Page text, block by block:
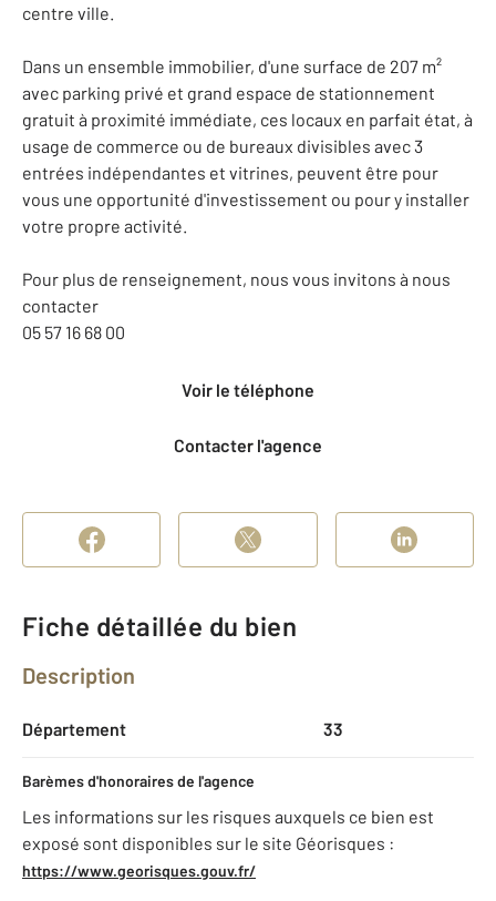
centre ville.
Dans un ensemble immobilier, d'une surface de 207 m²
avec parking privé et grand espace de stationnement
gratuit à proximité immédiate, ces locaux en parfait état, à
usage de commerce ou de bureaux divisibles avec 3
entrées indépendantes et vitrines, peuvent être pour
vous une opportunité d'investissement ou pour y installer
votre propre activité.
Pour plus de renseignement, nous vous invitons à nous
contacter
05 57 16 68 00
Voir le téléphone
Contacter l'agence
Fiche détaillée du bien
Description
Département 33
Barèmes d'honoraires de l'agence
Les informations sur les risques auxquels ce bien est
exposé sont disponibles sur le site Géorisques :
https://www.georisques.gouv.fr/